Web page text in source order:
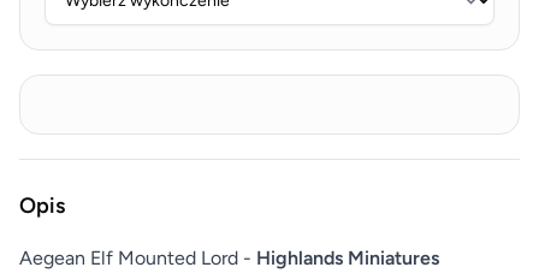
Opis
Aegean Elf Mounted Lord - Highlands Miniatures